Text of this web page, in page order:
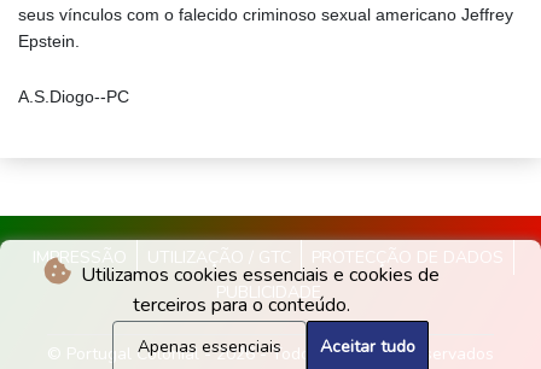
Utilizamos cookies essenciais e cookies de
terceiros para o conteúdo.
Apenas essenciais Aceitar tudo
seus vínculos com o falecido criminoso sexual americano Jeffrey
Epstein.
A.S.Diogo--PC
IMPRESSÃO UTILIZAÇÃO / GTC
PROTECÇÃO DE DADOS
PUBLICIDADE
© Portugal Colonial - 2026 - Todos os direitos reservados